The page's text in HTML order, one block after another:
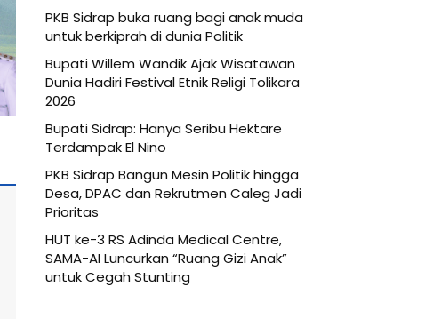
PKB Sidrap buka ruang bagi anak muda
untuk berkiprah di dunia Politik
Bupati Willem Wandik Ajak Wisatawan
Dunia Hadiri Festival Etnik Religi Tolikara
2026
Bupati Sidrap: Hanya Seribu Hektare
Terdampak El Nino
PKB Sidrap Bangun Mesin Politik hingga
Desa, DPAC dan Rekrutmen Caleg Jadi
Prioritas
HUT ke-3 RS Adinda Medical Centre,
SAMA-AI Luncurkan “Ruang Gizi Anak”
untuk Cegah Stunting